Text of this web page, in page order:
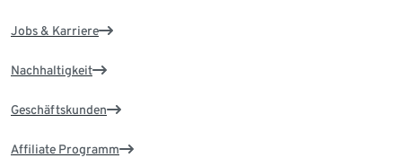
Jobs & Karriere
Nachhaltigkeit
Geschäftskunden
Affiliate Programm